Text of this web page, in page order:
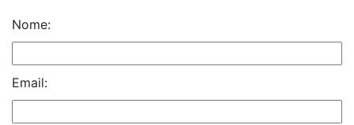
Nome:
Email: